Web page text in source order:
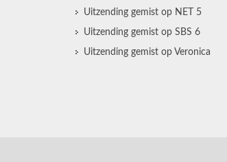
Uitzending gemist op NET 5
Uitzending gemist op SBS 6
Uitzending gemist op Veronica